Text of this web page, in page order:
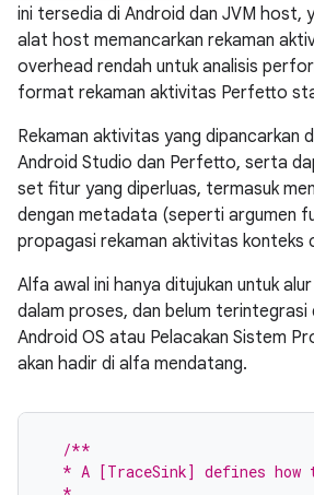
ini tersedia di Android dan JVM host,
alat host memancarkan rekaman
overhead rendah untuk analisis
format rekaman aktivitas Perfetto
Rekaman aktivitas yang dipancarkan
Android Studio dan Perfetto, serta
set fitur yang diperluas, termasuk
dengan metadata (seperti argumen
propagasi rekaman aktivitas konteks
Alfa awal ini hanya ditujukan untuk
dalam proses, dan belum terintegrasi
Android OS atau Pelacakan Sistem
akan hadir di alfa mendatang.
/**
* A [TraceSink] defines how